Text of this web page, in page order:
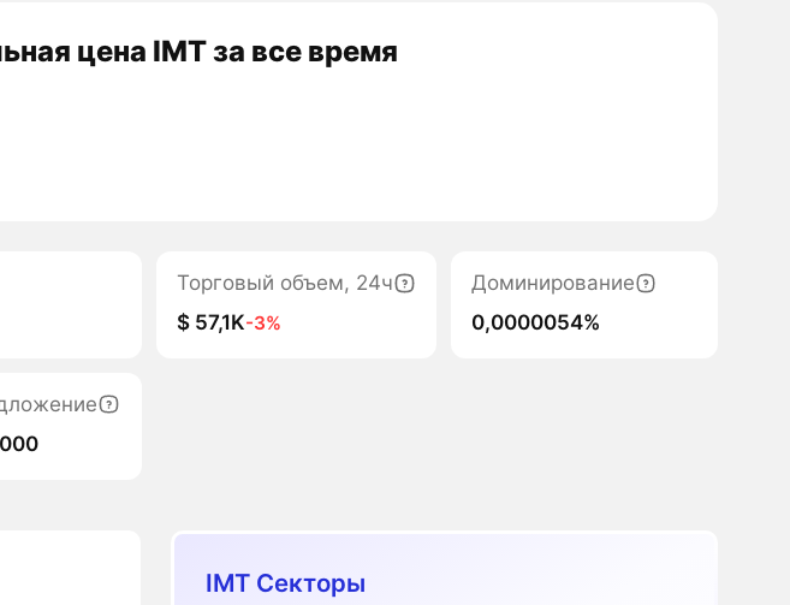
цена IMT за все время
Торговый объем, 24ч
$ 57,1K-3%
Доминирование
0,0000054%
IMT Секторы